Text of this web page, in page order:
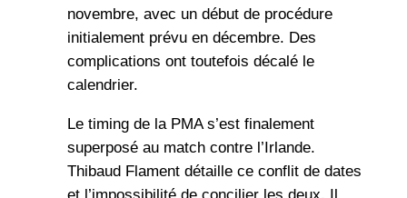
novembre, avec un début de procédure
initialement prévu en décembre. Des
complications ont toutefois décalé le
calendrier.
Le timing de la PMA s’est finalement
superposé au match contre l’Irlande.
Thibaud Flament détaille ce conflit de dates
et l’impossibilité de concilier les deux. Il